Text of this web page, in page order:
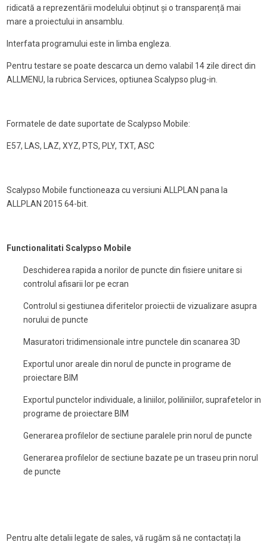
ridicată a reprezentării modelului obținut și o transparență mai
mare a proiectului in ansamblu.
Interfata programului este in limba engleza.
Pentru testare se poate descarca un demo valabil 14 zile direct din
ALLMENU, la rubrica Services, optiunea Scalypso plug-in.
Formatele de date suportate de Scalypso Mobile:
E57, LAS, LAZ, XYZ, PTS, PLY, TXT, ASC
Scalypso Mobile functioneaza cu versiuni ALLPLAN pana la
ALLPLAN 2015 64-bit.
Functionalitati Scalypso Mobile
Deschiderea rapida a norilor de puncte din fisiere unitare si
controlul afisarii lor pe ecran
Controlul si gestiunea diferitelor proiectii de vizualizare asupra
norului de puncte
Masuratori tridimensionale intre punctele din scanarea 3D
Exportul unor areale din norul de puncte in programe de
proiectare BIM
Exportul punctelor individuale, a liniilor, poliliniilor, suprafetelor in
programe de proiectare BIM
Generarea profilelor de sectiune paralele prin norul de puncte
Generarea profilelor de sectiune bazate pe un traseu prin norul
de puncte
Pentru alte detalii legate de sales, vă rugăm să ne contactați la